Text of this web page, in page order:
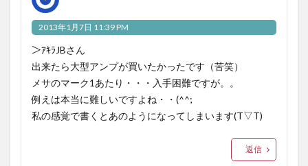
2013年1月7日 11:39 PM
＞ｱｷﾗJBさん
出来たら大型アンプが買いたかったです（苦笑）
メサのマーク1あたり・・・入手困難ですが。。
例えは本当に難しいですよね・・(^^;
私の感覚で書くとあのようになってしまいます(T▽T)
返信